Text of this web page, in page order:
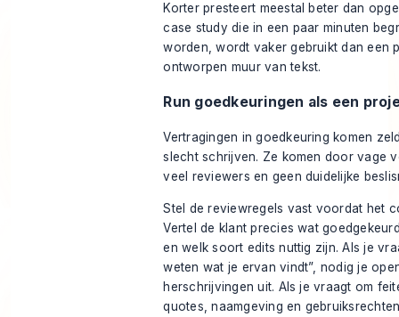
Korter presteert meestal beter dan
case study die in een paar minuten
worden, wordt vaker gebruikt dan een
ontworpen muur van tekst.
Run goedkeuringen als een
Vertragingen in goedkeuring komen
slecht schrijven. Ze komen door vage
veel reviewers en geen duidelijke
Stel de reviewregels vast voordat het
Vertel de klant precies wat
en welk soort edits nuttig zijn. Als je
weten wat je ervan vindt”, nodig je
herschrijvingen uit. Als je vraagt om
quotes, naamgeving en